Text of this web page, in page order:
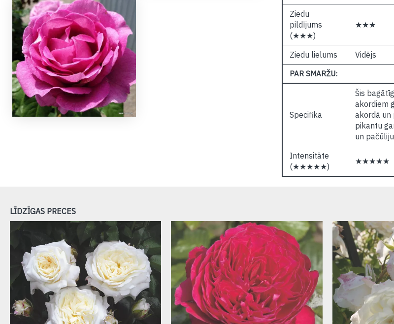
Ziedu
pildījums
(★★★)
★★★
Ziedu lielums Vidējs
PAR SMARŽU:
Specifika
Šis
akordiem
akordā un
pikantu
un
Intensitāte
(★★★★★)
★★★★★
LĪDZĪGAS PRECES